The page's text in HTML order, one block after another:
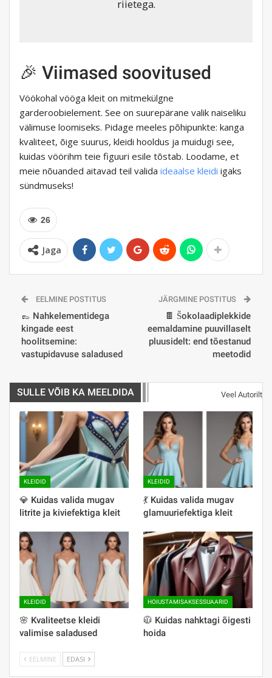
riietega.
🎉 Viimased soovitused
Vöökohal vööga kleit on mitmekülgne
garderoobielement. See on suurepärane valik naiseliku
välimuse loomiseks. Pidage meeles põhipunkte: kanga
kvaliteet, õige suurus, kleidi hooldus ja muidugi see,
kuidas vöörihm teie figuuri esile tõstab. Loodame, et
meie nõuanded aitavad teil valida ideaalse kleidi igaks
sündmuseks!
26
Jaga
EELMINE POSTITUS
👞 Nahkelementidega
kingade eest
hoolitsemine:
vastupidavuse saladused
JÄRGMINE POSTITUS
🍫 Šokolaadiplekkide
eemaldamine puuvillaselt
pluusidelt: end tõestanud
meetodid
SULLE VÕIB KA MEELDIDA Veel Autorilt
KLEIDID
💎 Kuidas valida mugav
litrite ja kiviefektiga kleit
KLEIDID
💃 Kuidas valida mugav
glamuuriefektiga kleit
KLEIDID
🌸 Kvaliteetse kleidi
valimise saladused
HOIUSTAMISAKSESSUAARID
🧥 Kuidas nahktagi õigesti
hoida
EELMINE EDASI